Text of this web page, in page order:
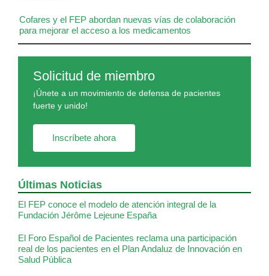
Cofares y el FEP abordan nuevas vías de colaboración
para mejorar el acceso a los medicamentos
Solicitud de miembro
¡Únete a un movimiento de defensa de pacientes
fuerte y unido!
Inscríbete ahora
Últimas Noticias
El FEP conoce el modelo de atención integral de la
Fundación Jérôme Lejeune España
El Foro Español de Pacientes reclama una participación
real de los pacientes en el Plan Andaluz de Innovación en
Salud Pública